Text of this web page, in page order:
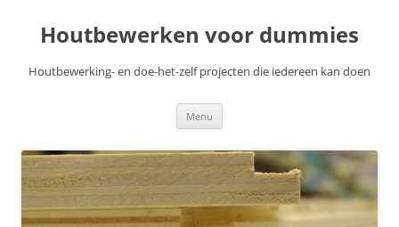
content
Houtbewerken voor dummies
Houtbewerking- en doe-het-zelf projecten die iedereen kan doen
Menu